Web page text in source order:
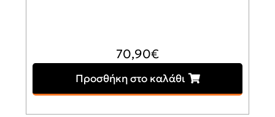
70,90€
Προσθήκη στο καλάθι